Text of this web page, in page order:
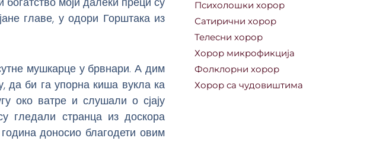
главе, у одори Горштака из
мушкарце у брвнари. А дим
да би га упорна киша вукла ка
око ватре и слушали о сјају
гледали странца из доскора
доносио благодети овим
Психолошки хорор
Сатирични хорор
Телесни хорор
Хорор микрофикција
Фолклорни хорор
Хорор са чудовиштима